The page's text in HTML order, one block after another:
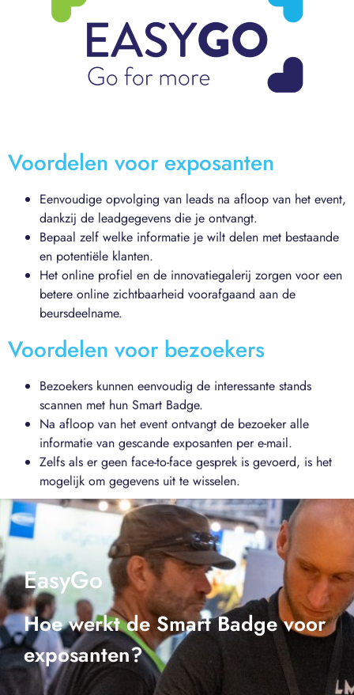
Voordelen voor exposanten
Eenvoudige opvolging van leads na afloop van het event,
dankzij de leadgegevens die je ontvangt.
Bepaal zelf welke informatie je wilt delen met bestaande
en potentiële klanten.
Het online profiel en de innovatiegalerij zorgen voor een
betere online zichtbaarheid voorafgaand aan de
beursdeelname.
Voordelen voor bezoekers
Bezoekers kunnen eenvoudig de interessante stands
scannen met hun Smart Badge.
Na afloop van het event ontvangt de bezoeker alle
informatie van gescande exposanten per e-mail.
Zelfs als er geen face-to-face gesprek is gevoerd, is het
mogelijk om gegevens uit te wisselen.
EasyGo
Hoe werkt de Smart Badge voor
exposanten?